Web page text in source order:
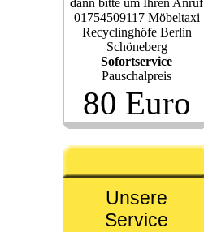
dann bitte um Ihren Anruf
01754509117 Möbeltaxi
Recyclinghöfe Berlin
Schöneberg
Sofortservice
Pauschalpreis
80 Euro
Unsere
Service